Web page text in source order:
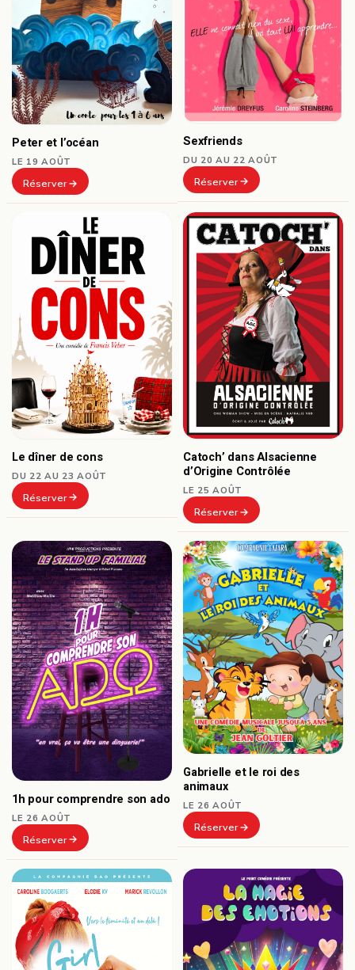
Peter et l’océan
LE 19 AOÛT
Réserver
Sexfriends
DU 20 AU 22 AOÛT
Réserver
Le dîner de cons
DU 22 AU 23 AOÛT
Réserver
Catoch’ dans Alsacienne
d’Origine Contrôlée
LE 25 AOÛT
Réserver
1h pour comprendre son ado
LE 26 AOÛT
Réserver
Gabrielle et le roi des
animaux
LE 26 AOÛT
Réserver